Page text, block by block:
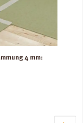
4 mm: